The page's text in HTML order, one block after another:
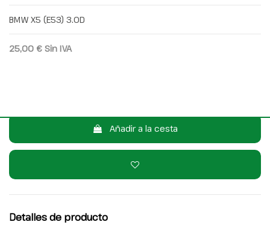
BMW X5 (E53) 3.0D
25,00 € Sin IVA
Añadir a la cesta
Detalles de producto